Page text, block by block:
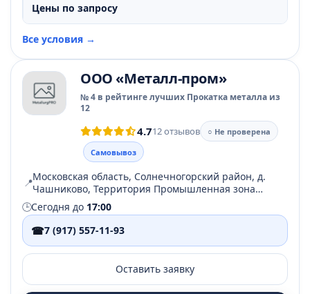
Цены по запросу
Все условия →
ООО «Металл-пром»
№ 4 в рейтинге лучших Прокатка металла из
12
4.712 отзывов
○ Не проверена
Самовывоз
📍Московская область, Солнечногорский район, д.
Чашниково, Территория Промышленная зона
Чашниково, стр. 1
🕒Сегодня до 17:00
☎7 (917) 557-11-93
Оставить заявку